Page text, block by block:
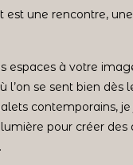
est une rencontre,
espaces à votre
l’on se sent bien
contemporains,
pour créer des